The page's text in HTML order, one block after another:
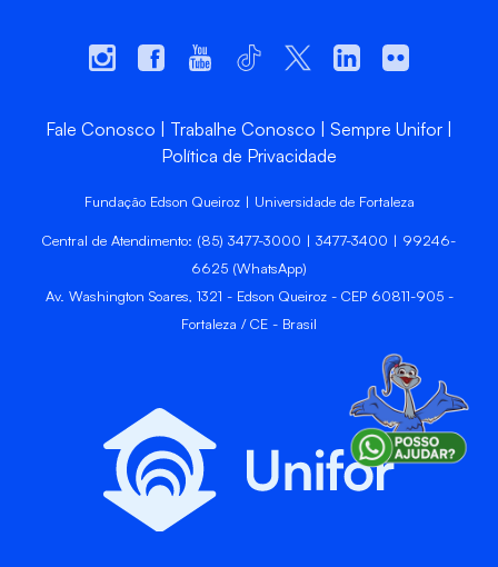
Fale Conosco Trabalhe Conosco
Sempre Unifor
Política de Privacidade
Fundação Edson Queiroz | Universidade de Fortaleza
Central de Atendimento: (85) 3477-3000 | 3477-3400 | 99246-
6625 (WhatsApp)
Av. Washington Soares, 1321 - Edson Queiroz - CEP 60811-905 -
Fortaleza / CE - Brasil